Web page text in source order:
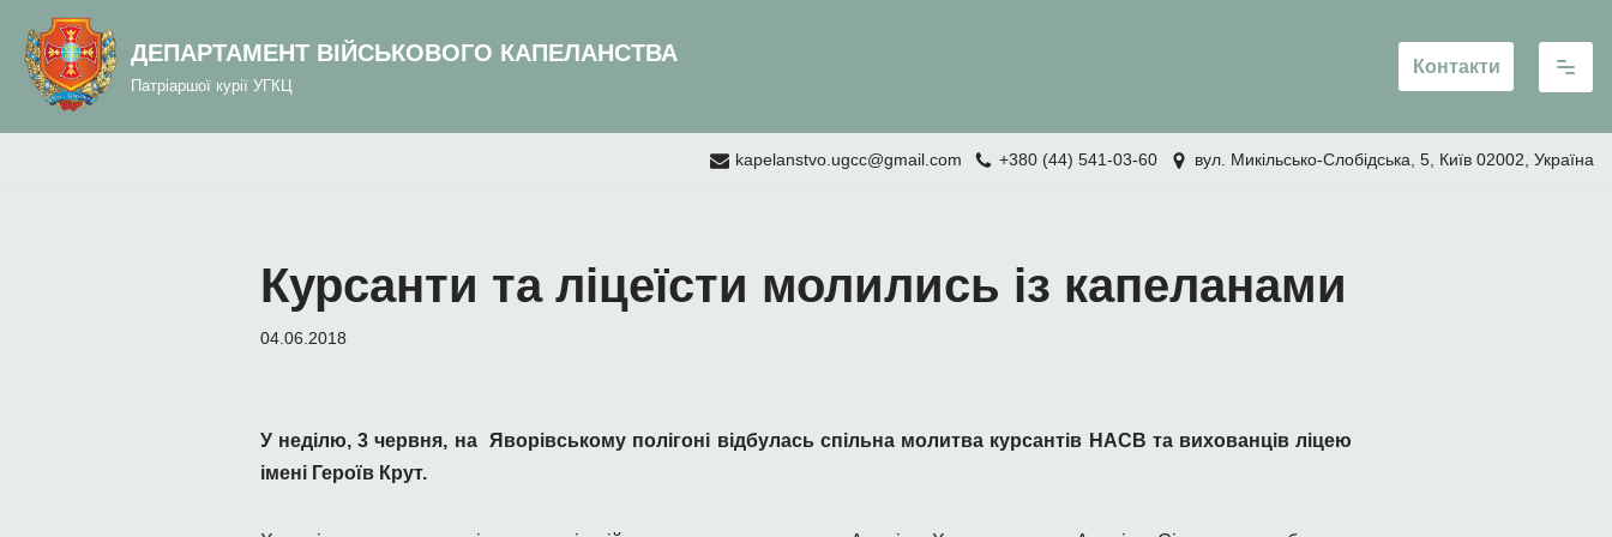
вмісту
Перейти
вмісту
ДЕПАРТАМЕНТ ВІЙСЬКОВОГО КАПЕЛАНСТВА
Патріаршої курії УГКЦ
Контакти
kapelanstvo.ugcc@gmail.com +380 (44) 541-03-60 вул. Микільсько-Слобідська, 5, Київ 02002, Україна
Курсанти та ліцеїсти молились із капеланами
04.06.2018
У неділю, 3 червня, на Яворівському полігоні відбулась спільна молитва курсантів НАСВ та вихованців ліцею
імені Героїв Крут.